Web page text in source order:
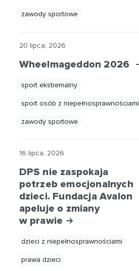
zawody sportowe
20 lipca, 2026
Wheelmageddon 2026
sport ekstremalny
sport osób z niepełnosprawnościami
zawody sportowe
16 lipca, 2026
DPS nie zaspokaja
potrzeb emocjonalnych
dzieci. Fundacja Avalon
apeluje o zmiany
w prawie
dzieci z niepełnosprawnościami
prawa dzieci